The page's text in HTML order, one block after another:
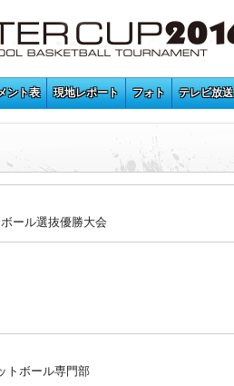
ント表 現地レポート フォト テレビ放送
ール選抜優勝大会
トボール専門部